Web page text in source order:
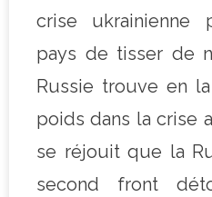
crise ukrainienne
pays de tisser de
Russie trouve en
poids dans la crise
se réjouit que la
second front